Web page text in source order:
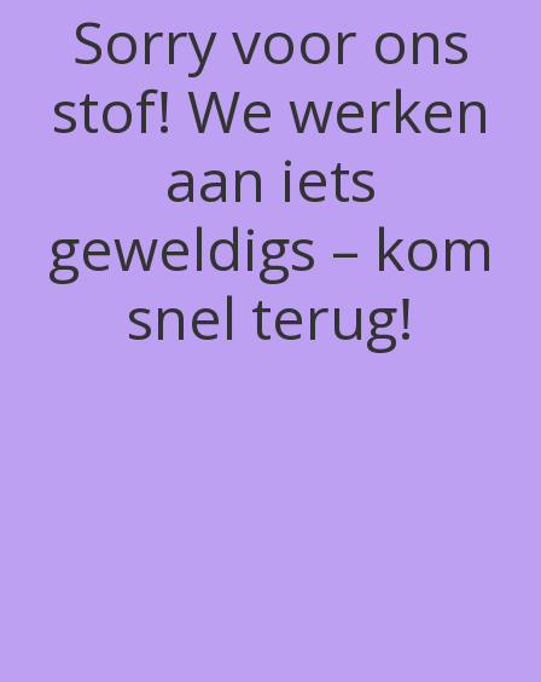
Sorry voor ons
stof! We werken
aan iets
geweldigs – kom
snel terug!